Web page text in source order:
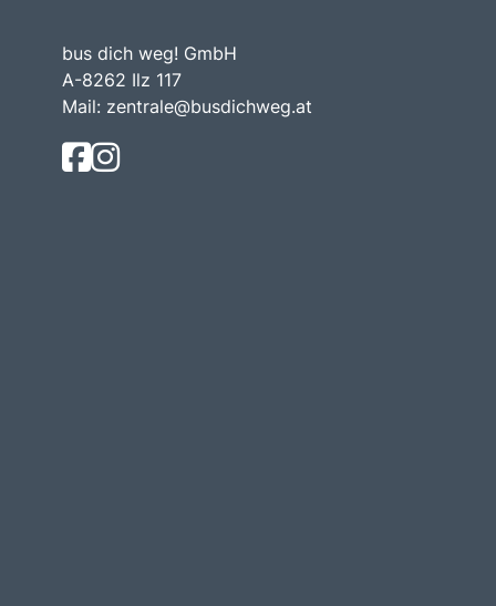
bus dich weg! GmbH
A-8262 Ilz 117
Mail: zentrale@busdichweg.at